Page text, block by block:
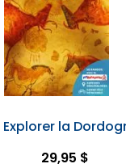
Explorer la
29,95 $